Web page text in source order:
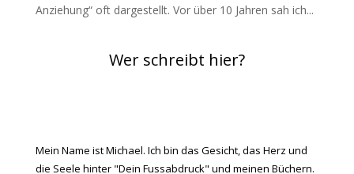
Anziehung“ oft dargestellt. Vor über 10 Jahren sah ich...
Wer schreibt hier?
Mein Name ist Michael. Ich bin das Gesicht, das Herz und
die Seele hinter "Dein Fussabdruck" und meinen Büchern.